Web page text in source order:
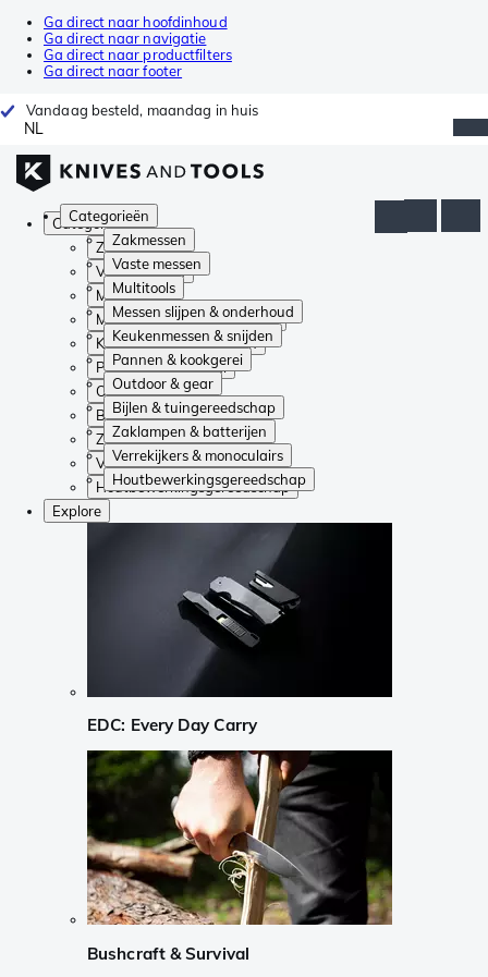
Ga direct naar hoofdinhoud
Ga direct naar navigatie
Ga direct naar productfilters
Ga direct naar footer
Vandaag besteld, maandag in huis
NL
Categorieën
Zakmessen
Vaste messen
Multitools
Messen slijpen & onderhoud
Keukenmessen & snijden
Pannen & kookgerei
Outdoor & gear
Bijlen & tuingereedschap
Zaklampen & batterijen
Verrekijkers & monoculairs
Houtbewerkingsgereedschap
Categorieën
Zakmessen
Vaste messen
Multitools
Messen slijpen & onderhoud
Keukenmessen & snijden
Pannen & kookgerei
Outdoor & gear
Bijlen & tuingereedschap
Zaklampen & batterijen
Verrekijkers & monoculairs
Houtbewerkingsgereedschap
Explore
EDC: Every Day Carry
Bushcraft & Survival